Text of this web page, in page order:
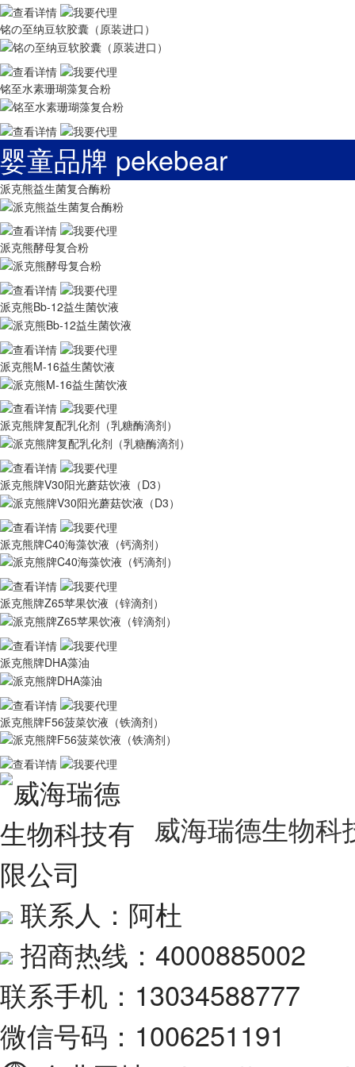
铭の至纳豆软胶囊（原装进口）
铭至水素珊瑚藻复合粉
婴童品牌 pekebear
派克熊益生菌复合酶粉
派克熊酵母复合粉
派克熊Bb-12益生菌饮液
派克熊M-16益生菌饮液
派克熊牌复配乳化剂（乳糖酶滴剂）
派克熊牌V30阳光蘑菇饮液（D3）
派克熊牌C40海藻饮液（钙滴剂）
派克熊牌Z65苹果饮液（锌滴剂）
派克熊牌DHA藻油
派克熊牌F56菠菜饮液（铁滴剂）
威海瑞德生物科
联系人：阿杜
招商热线：4000885002
联系手机：13034588777
微信号码：1006251191